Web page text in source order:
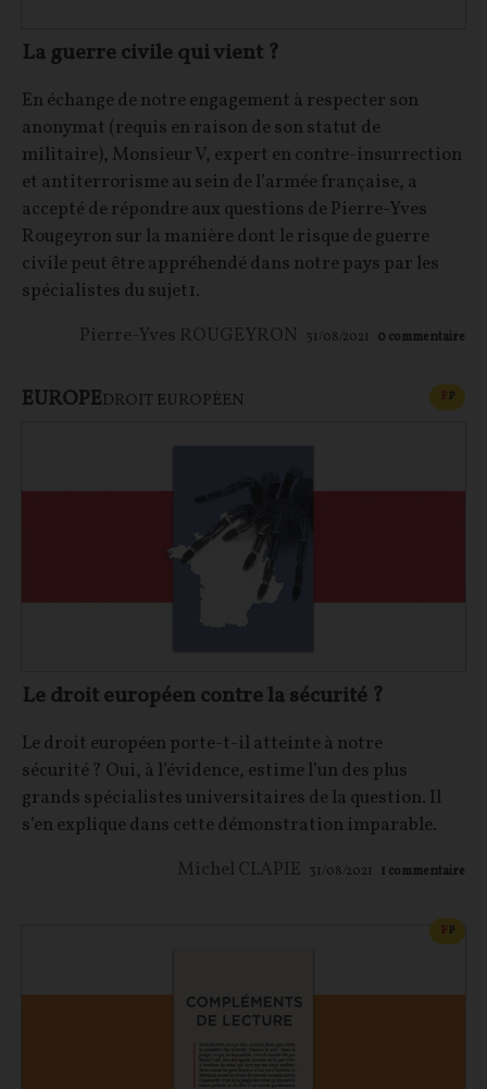
La guerre civile qui vient ?
En échange de notre engagement à respecter son
anonymat (requis en raison de son statut de
militaire), Monsieur V, expert en contre-insurrection
et antiterrorisme au sein de l’armée française, a
accepté de répondre aux questions de Pierre-Yves
Rougeyron sur la manière dont le risque de guerre
civile peut être appréhendé dans notre pays par les
spécialistes du sujet1.
Pierre-Yves ROUGEYRON
31/08/2021 0 commentaire
EUROPEDROIT EUROPÉEN FP
Le droit européen contre la sécurité ?
Le droit européen porte-t-il atteinte à notre
sécurité ? Oui, à l’évidence, estime l’un des plus
grands spécialistes universitaires de la question. Il
s’en explique dans cette démonstration imparable.
Michel CLAPIE
31/08/2021 1 commentaire
FP